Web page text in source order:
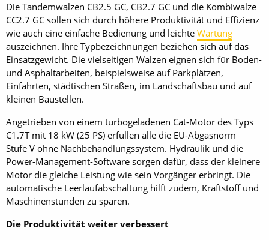
Die Tandemwalzen CB2.5 GC, CB2.7 GC und die Kombiwalze
CC2.7 GC sollen sich durch höhere Produktivität und Effizienz
wie auch eine einfache Bedienung und leichte Wartung
auszeichnen. Ihre Typbezeichnungen beziehen sich auf das
Einsatzgewicht. Die vielseitigen Walzen eignen sich für Boden-
und Asphaltarbeiten, beispielsweise auf Parkplätzen,
Einfahrten, städtischen Straßen, im Landschaftsbau und auf
kleinen Baustellen.
Angetrieben von einem turbogeladenen Cat-Motor des Typs
C1.7T mit 18 kW (25 PS) erfüllen alle die EU-Abgasnorm
Stufe V ohne Nachbehandlungssystem. Hydraulik und die
Power-Management-Software sorgen dafür, dass der kleinere
Motor die gleiche Leistung wie sein Vorgänger erbringt. Die
automatische Leerlaufabschaltung hilft zudem, Kraftstoff und
Maschinenstunden zu sparen.
Die Produktivität weiter verbessert